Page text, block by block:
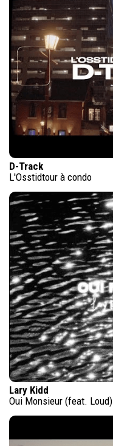
D-Track
L'Osstidtour à condo
Lary Kidd
Oui Monsieur (feat. Loud)